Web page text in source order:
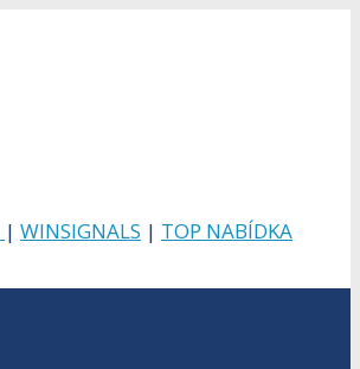
| WINSIGNALS | TOP NABÍDKA